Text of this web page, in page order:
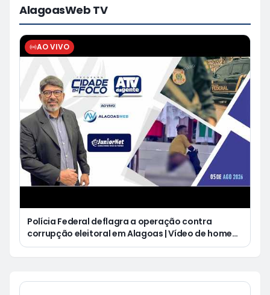
AlagoasWeb TV
AO VIVO
Polícia Federal deflagra a operação contra
corrupção eleitoral em Alagoas | Vídeo de homem
defecando durante missa gera revolta e